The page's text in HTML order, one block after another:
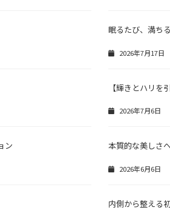
眠るたび、満ち
2026年7月17日
【輝きとハリを
2026年7月6日
ン 本質的な美しさ
2026年6月6日
内側から整える